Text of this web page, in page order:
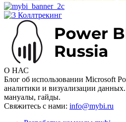
О НАС
Блог об использовании Microsoft
аналитики и визуализации
мануалы, гайды.
Свяжитесь с нами: info@mybi.ru